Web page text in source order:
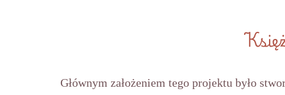
Głównym założeniem tego projektu było